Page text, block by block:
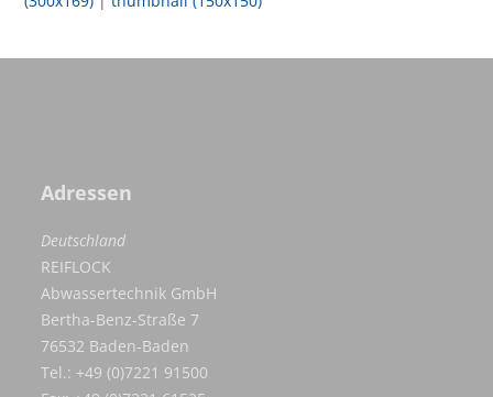
Adressen
Deutschland
REIFLOCK
Abwassertechnik GmbH
Bertha-Benz-Straße 7
76532 Baden-Baden
Tel.: +49 (0)7221 91500